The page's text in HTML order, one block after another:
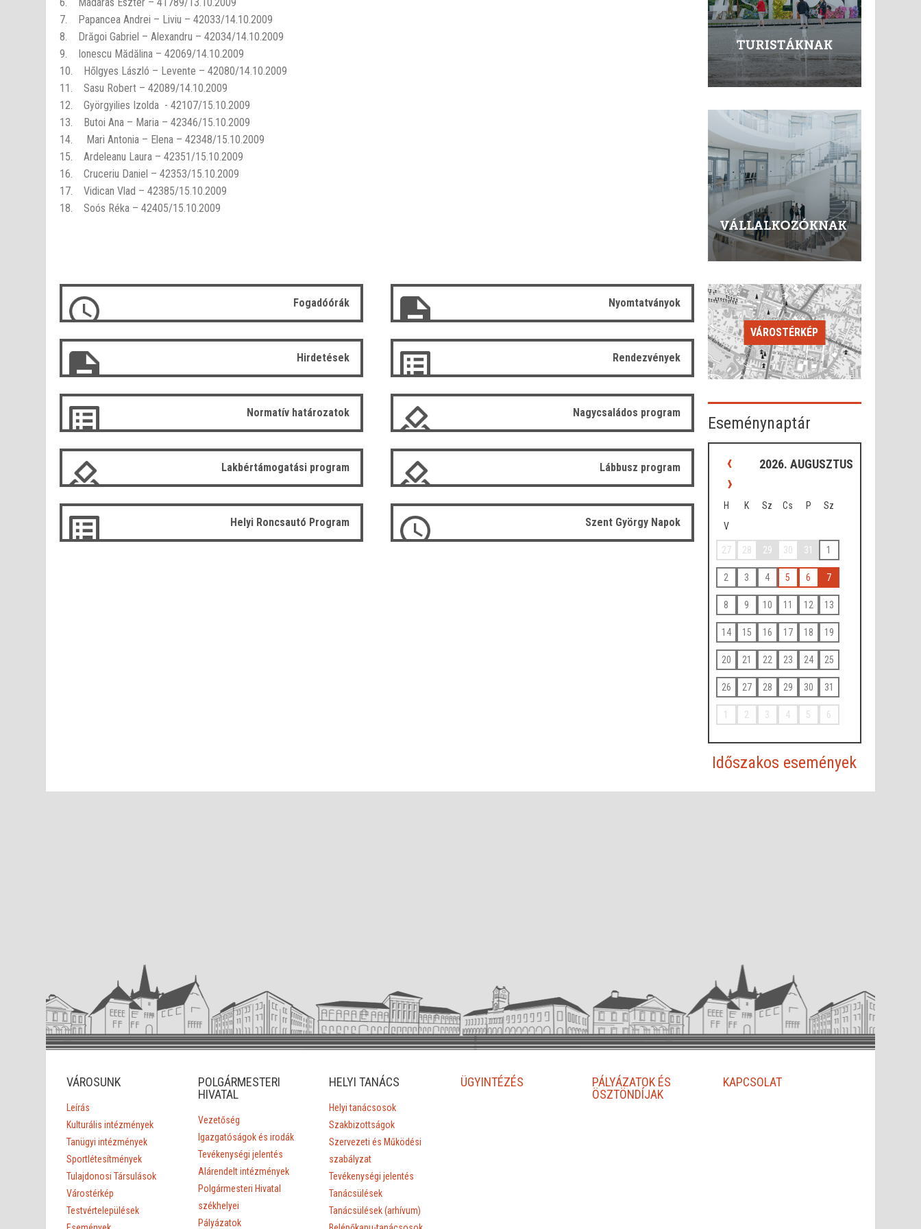
6. Madaras Eszter – 41789/13.10.2009
7. Papancea Andrei – Liviu – 42033/14.10.2009
8. Drăgoi Gabriel – Alexandru – 42034/14.10.2009
9. Ionescu Mădălina – 42069/14.10.2009
10. Hőlgyes László – Levente – 42080/14.10.2009
11. Sasu Robert – 42089/14.10.2009
12. Györgyilies Izolda - 42107/15.10.2009
13. Butoi Ana – Maria – 42346/15.10.2009
14. Mari Antonia – Elena – 42348/15.10.2009
15. Ardeleanu Laura – 42351/15.10.2009
16. Cruceriu Daniel – 42353/15.10.2009
17. Vidican Vlad – 42385/15.10.2009
18. Soós Réka – 42405/15.10.2009
Fogadóórák Nyomtatványok
Hirdetések Rendezvények
Normatív határozatok Nagycsaládos program
Lakbértámogatási program Lábbusz program
Helyi Roncsautó Program Szent György Napok
VÁROSTÉRKÉP
Eseménynaptár
‹ 2026. AUGUSZTUS
›
H K Sz Cs P
Sz
V
27 28 29 30 31 1
2 3 4 5 6 7
8 9 10 11 12 13
14 15 16 17 18 19
20 21 22 23 24 25
26 27 28 29 30 31
1 2 3 4 5 6
Időszakos események
VÁROSUNK
Leírás
Kulturális intézmények
Tanügyi intézmények
Sportlétesítmények
Tulajdonosi Társulások
Várostérkép
Testvértelepülések
POLGÁRMESTERI
HIVATAL
Vezetőség
Igazgatóságok és irodák
Tevékenységi jelentés
Alárendelt intézmények
Polgármesteri Hivatal
székhelyei
Pályázatok
HELYI TANÁCS
Helyi tanácsosok
Szakbizottságok
Szervezeti és Működési
szabályzat
Tevékenységi jelentés
Tanácsülések
Tanácsülések (arhívum)
ÜGYINTÉZÉS
PÁLYÁZATOK ÉS
ÖSZTÖNDÍJAK
KAPCSOLAT